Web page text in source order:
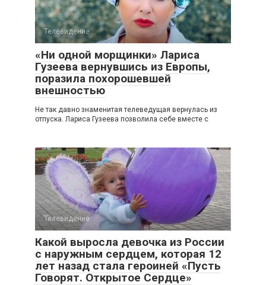
Телевидение
«Ни одной морщинки» Лариса
Гузеева вернувшись из Европы,
поразила похорошевшей
внешностью
Не так давно знаменитая телеведущая вернулась из
отпуска. Лариса Гузеева позволила себе вместе с
Телевидение
Какой выросла девочка из России
с наружным сердцем, которая 12
лет назад стала героиней «Пусть
Говорят. Открытое Сердце»